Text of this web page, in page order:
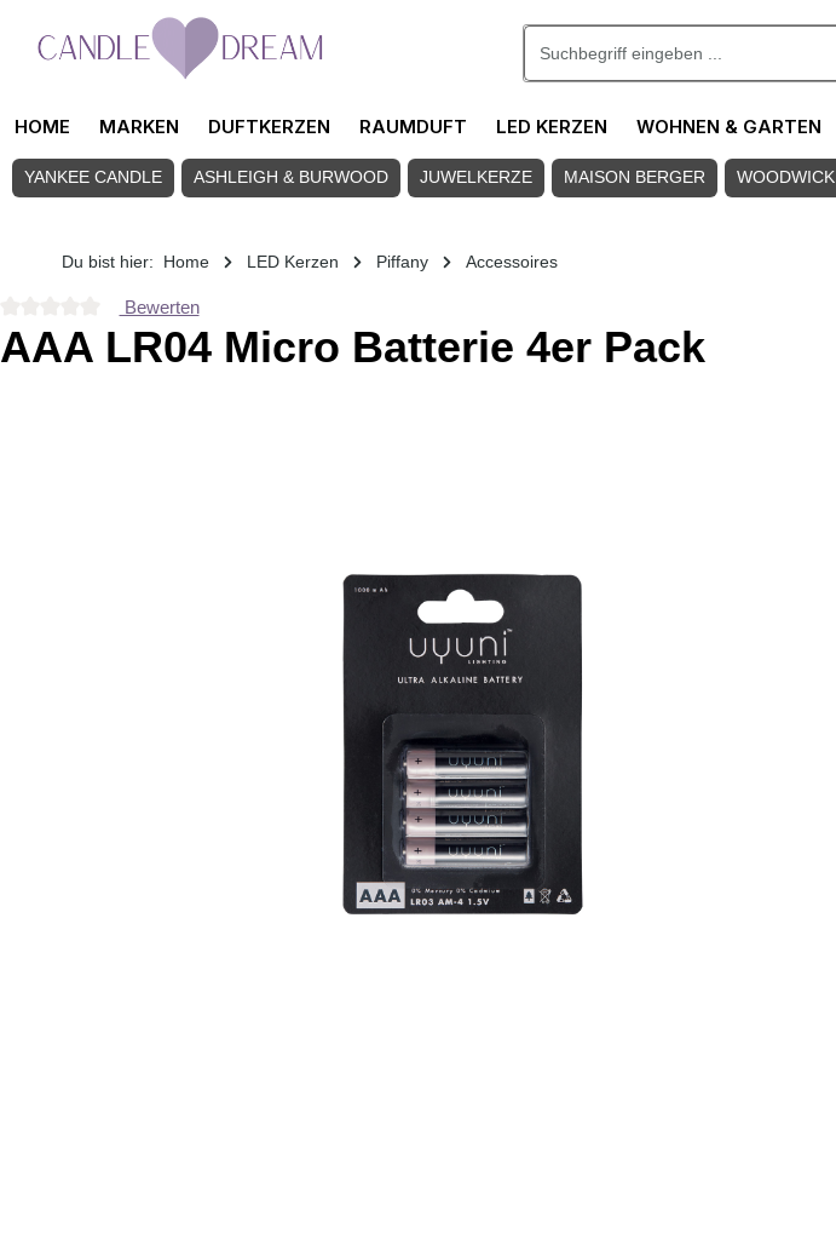
Zum Hauptinhalt springen
HOME MARKEN DUFTKERZEN RAUMDUFT LED KERZEN WOHNEN & GARTEN
YANKEE CANDLE ASHLEIGH & BURWOOD JUWELKERZE MAISON BERGER WOODWICK
Du bist hier: Home LED Kerzen Piffany Accessoires
Durchschnittliche Bewertung von 0 von 5 Sternen
Bewerten
AAA LR04 Micro Batterie 4er Pack